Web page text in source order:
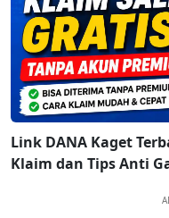
Link DANA Kaget
Klaim dan Tips Anti